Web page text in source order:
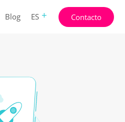
Blog ES Contacto